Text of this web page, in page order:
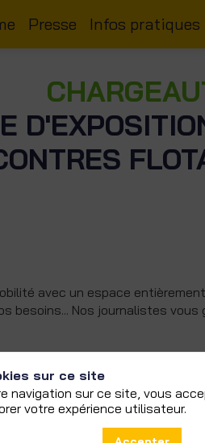
Presse Infos pratiques
avec un espace
besoins... Nos journalistes
sur ce site
navigation sur ce site, vous
votre expérience utilisateur.